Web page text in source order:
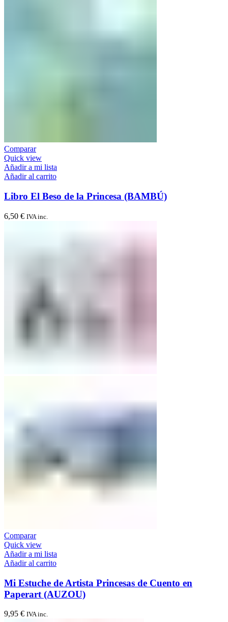
Comparar
Quick view
Añadir a mi lista
Añadir al carrito
Libro El Beso de la Princesa (BAMBÚ)
6,50 € IVA inc.
Comparar
Quick view
Añadir a mi lista
Añadir al carrito
Mi Estuche de Artista Princesas de Cuento en
Paperart (AUZOU)
9,95 € IVA inc.